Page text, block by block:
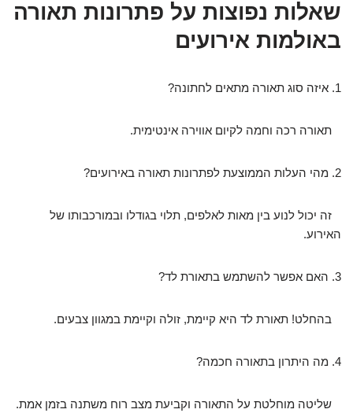
שאלות נפוצות על פתרונות תאורה
באולמות אירועים
1. איזה סוג תאורה מתאים לחתונה?
תאורה רכה וחמה לקיום אווירה אינטימית.
2. מהי העלות הממוצעת לפתרונות תאורה באירועים?
זה יכול לנוע בין מאות לאלפים, תלוי בגודלו ובמורכבותו של
האירוע.
3. האם אפשר להשתמש בתאורת לד?
בהחלט! תאורת לד היא קיימת, זולה וקיימת במגוון צבעים.
4. מה היתרון בתאורה חכמה?
שליטה מוחלטת על התאורה וקביעת מצב רוח משתנה בזמן אמת.